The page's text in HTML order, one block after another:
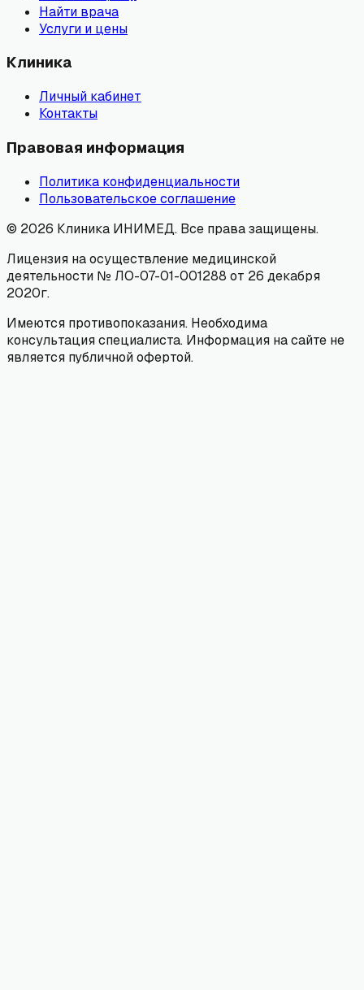
Найти врача
Услуги и цены
Клиника
Личный кабинет
Контакты
Правовая информация
Политика конфиденциальности
Пользовательское соглашение
© 2026 Клиника ИНИМЕД. Все права защищены.
Лицензия на осуществление медицинской
деятельности № ЛО-07-01-001288 от 26 декабря
2020г.
Имеются противопоказания. Необходима
консультация специалиста. Информация на сайте не
является публичной офертой.